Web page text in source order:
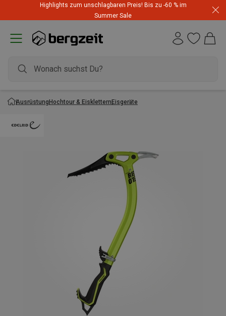
Highlights zum unschlagbaren Preis! Bis zu -60 % im
Summer Sale
AusrüstungHochtour & EiskletternEisgeräte